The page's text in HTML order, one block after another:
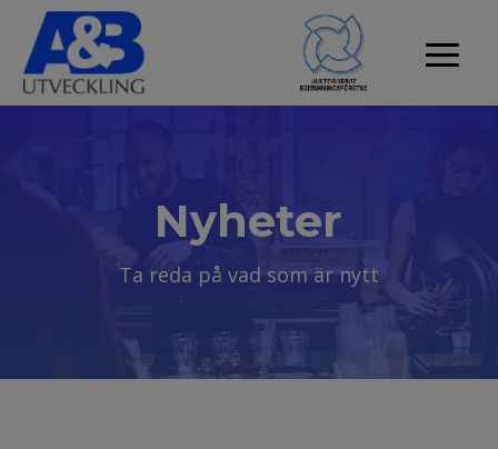
Nyheter
Ta reda på vad som är nytt